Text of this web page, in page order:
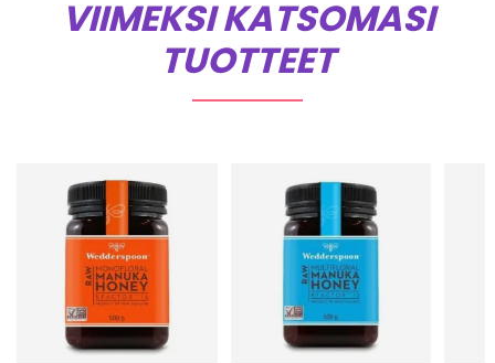
VIIMEKSI KATSOMASI
TUOTTEET